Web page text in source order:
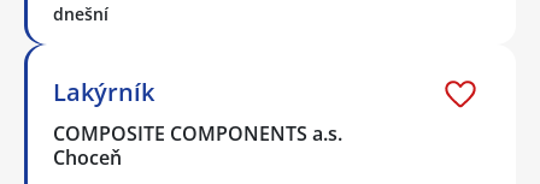
dnešní
Lakýrník
COMPOSITE COMPONENTS a.s.
Choceň